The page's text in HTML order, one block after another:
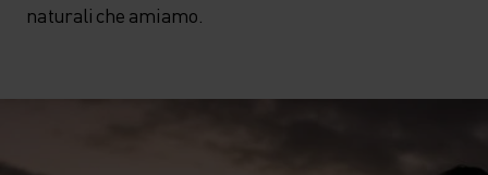
naturali che amiamo.